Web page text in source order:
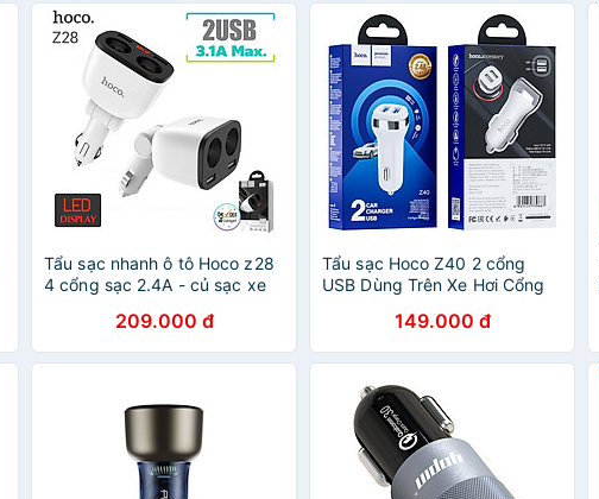
Tẩu sạc nhanh ô tô Hoco z28
4 cổng sạc 2.4A - củ sạc xe
hàng chính hãng
209.000 đ
Tẩu sạc Hoco Z40 2 cổng
USB Dùng Trên Xe Hơi Cổng
iPhone Huawei Vivo Oppo LG
Lenovo - Hàng chính hãng
149.000 đ